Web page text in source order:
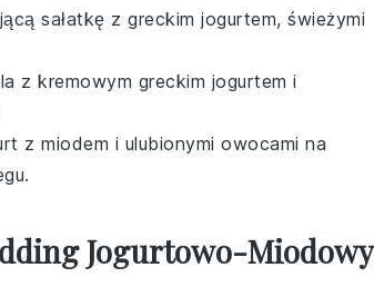
sałatkę z greckim jogurtem, świeżymi
z kremowym greckim jogurtem i
z miodem i ulubionymi owocami na
Jogurtowo-Miodowy